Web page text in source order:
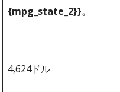
{mpg_state_2}}。
4,624ドル